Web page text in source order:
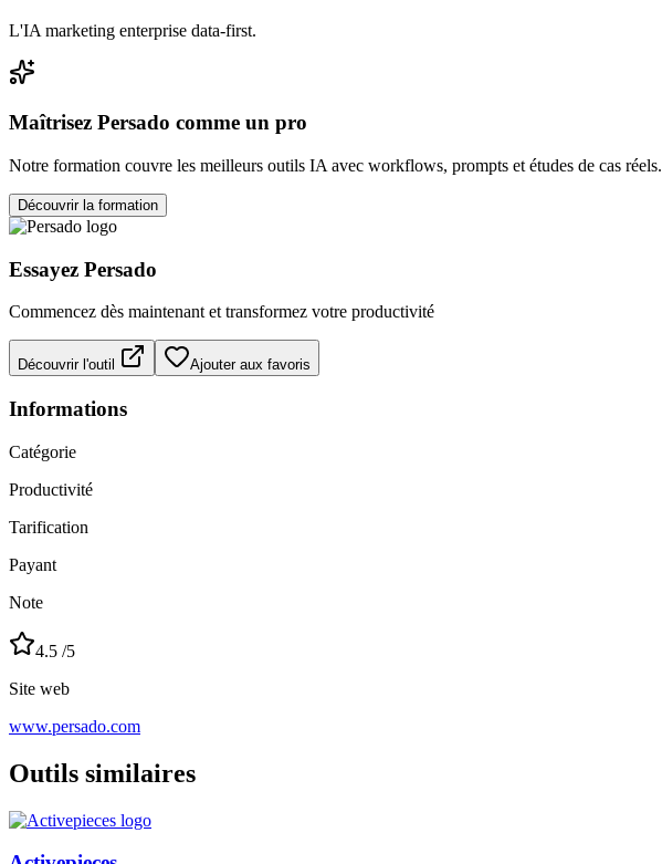
L'IA marketing enterprise data-first.
Maîtrisez Persado comme un pro
Notre formation couvre les meilleurs outils IA avec workflows, prompts et études de cas réels.
Découvrir la formation
Essayez Persado
Commencez dès maintenant et transformez votre productivité
Découvrir l'outil Ajouter aux favoris
Informations
Catégorie
Productivité
Tarification
Payant
Note
4.5 /5
Site web
www.persado.com
Outils similaires